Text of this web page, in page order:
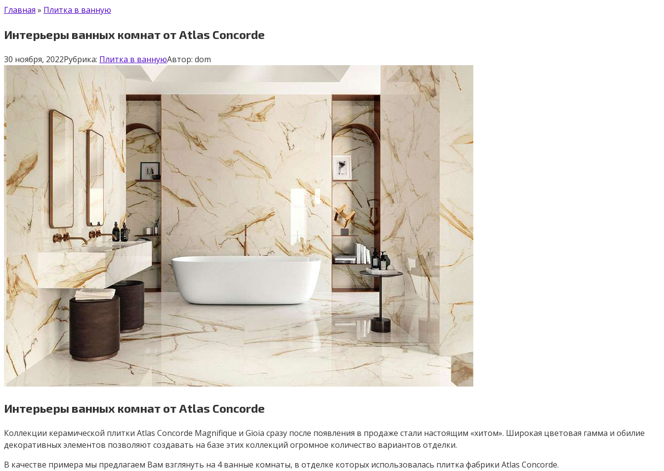
Главная » Плитка в ванную
Интерьеры ванных комнат от Atlas Concorde
30 ноября, 2022Рубрика: Плитка в ваннуюАвтор: dom
Интерьеры ванных комнат от Atlas Concorde
Коллекции керамической плитки Atlas Concorde Magnifique и Gioia сразу после появления в продаже стали настоящим «хитом». Широкая цветовая гамма и обилие
декоративных элементов позволяют создавать на базе этих коллекций огромное количество вариантов отделки.
В качестве примера мы предлагаем Вам взглянуть на 4 ванные комнаты, в отделке которых использовалась плитка фабрики Atlas Concorde.